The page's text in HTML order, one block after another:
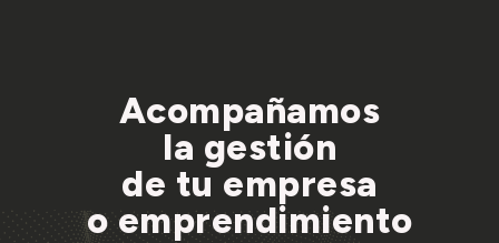
Acompañamos
la gestión
de tu empresa
o emprendimiento